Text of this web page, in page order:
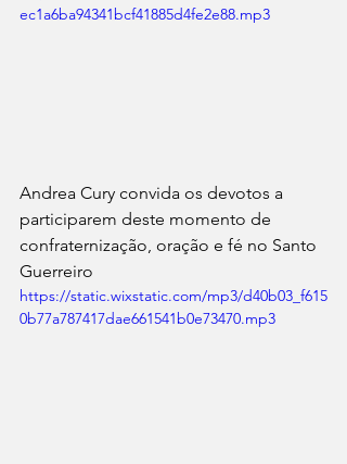
ec1a6ba94341bcf41885d4fe2e88.mp3
Andrea Cury convida os devotos a
participarem deste momento de
confraternização, oração e fé no Santo
Guerreiro
https://static.wixstatic.com/mp3/d40b03_f615
0b77a787417dae661541b0e73470.mp3